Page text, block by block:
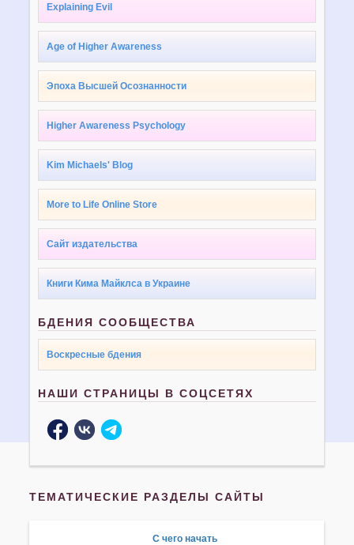
Explaining Evil
Age of Higher Awareness
Эпоха Высшей Осознанности
Higher Awareness Psychology
Kim Michaels' Blog
More to Life Online Store
Сайт издательства
Книги Кима Майклса в Украине
БДЕНИЯ СООБЩЕСТВА
Воскресные бдения
НАШИ СТРАНИЦЫ В СОЦСЕТЯХ
ТЕМАТИЧЕСКИЕ РАЗДЕЛЫ САЙТЫ
С чего начать